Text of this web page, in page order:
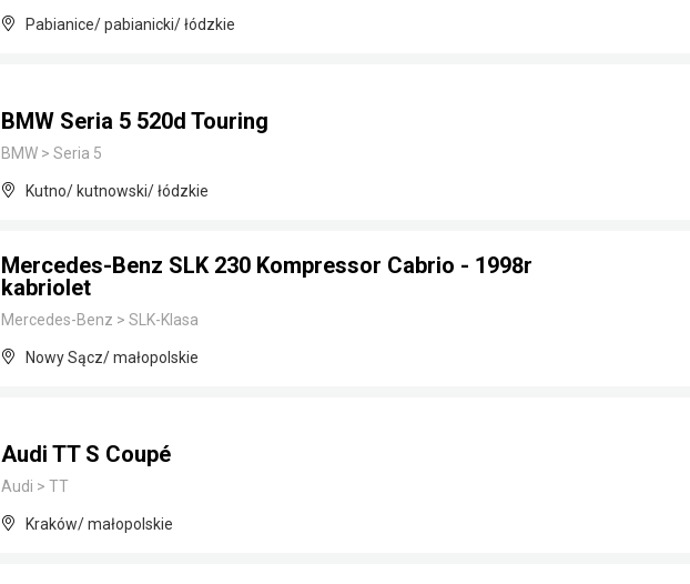
Pabianice/ pabianicki/ łódzkie
BMW Seria 5 520d Touring
BMW > Seria 5
Kutno/ kutnowski/ łódzkie
Mercedes-Benz SLK 230 Kompressor Cabrio - 1998r
kabriolet
Mercedes-Benz > SLK-Klasa
Nowy Sącz/ małopolskie
Audi TT S Coupé
Audi > TT
Kraków/ małopolskie